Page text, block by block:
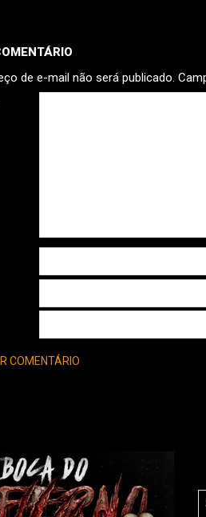
de e-mail não será publicado.